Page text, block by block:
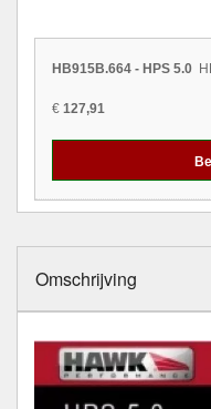
HB915B.664 - HPS 5.0
€ 127,91
Omschrijving